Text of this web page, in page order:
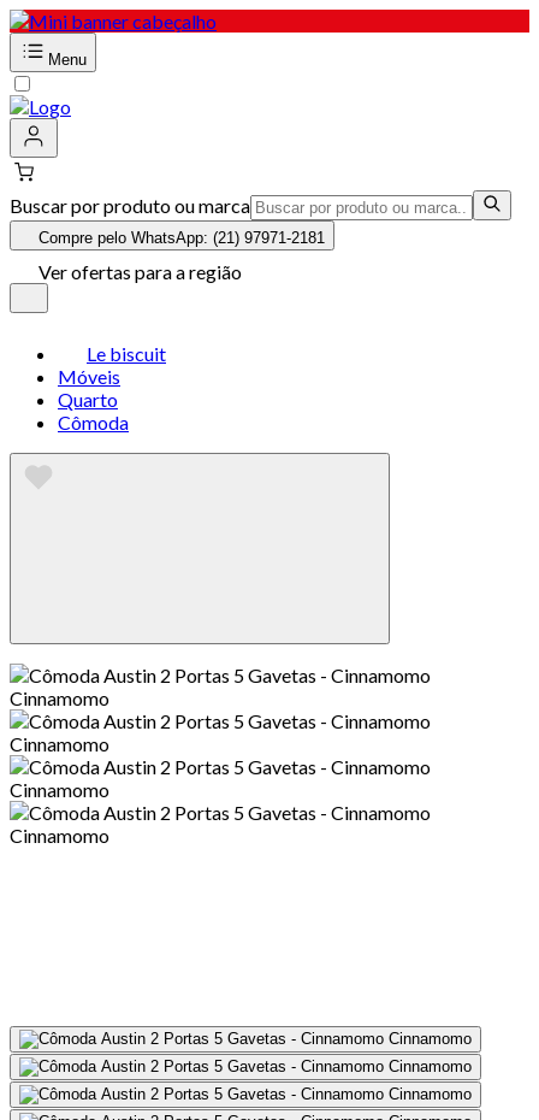
Menu
Buscar por produto ou marca
Compre pelo WhatsApp: (21) 97971-2181
Ver ofertas para a região
Le biscuit
Móveis
Quarto
Cômoda